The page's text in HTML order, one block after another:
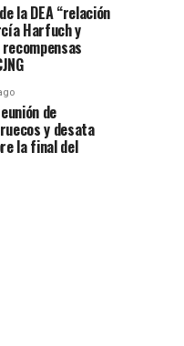
la DEA “relación
Harfuch y
de
y desata
la final del